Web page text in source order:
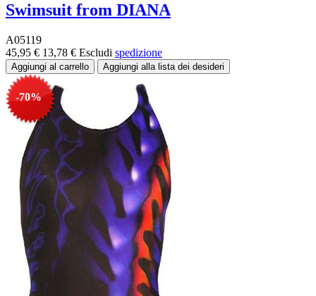
Swimsuit from DIANA
A05119
45,95 € 13,78 € Escludi spedizione
-70%